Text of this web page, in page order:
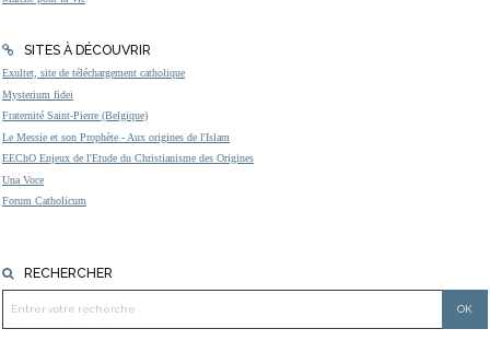
SITES À DÉCOUVRIR
Exultet, site de téléchargement catholique
Mysterium fidei
Fraternité Saint-Pierre (Belgique)
Le Messie et son Prophète - Aux origines de l'Islam
EEChO Enjeux de l'Etude du Christianisme des Origines
Una Voce
Forum Catholicum
RECHERCHER